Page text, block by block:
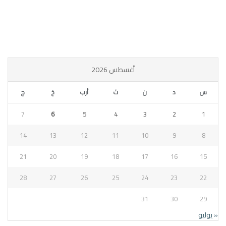
أغسطس 2026
س د ن ث أرب خ ج
1
2
3
4
5
6
7
8
9
10
11
12
13
14
15
16
17
18
19
20
21
22
23
24
25
26
27
28
29
30
31
« يوليو